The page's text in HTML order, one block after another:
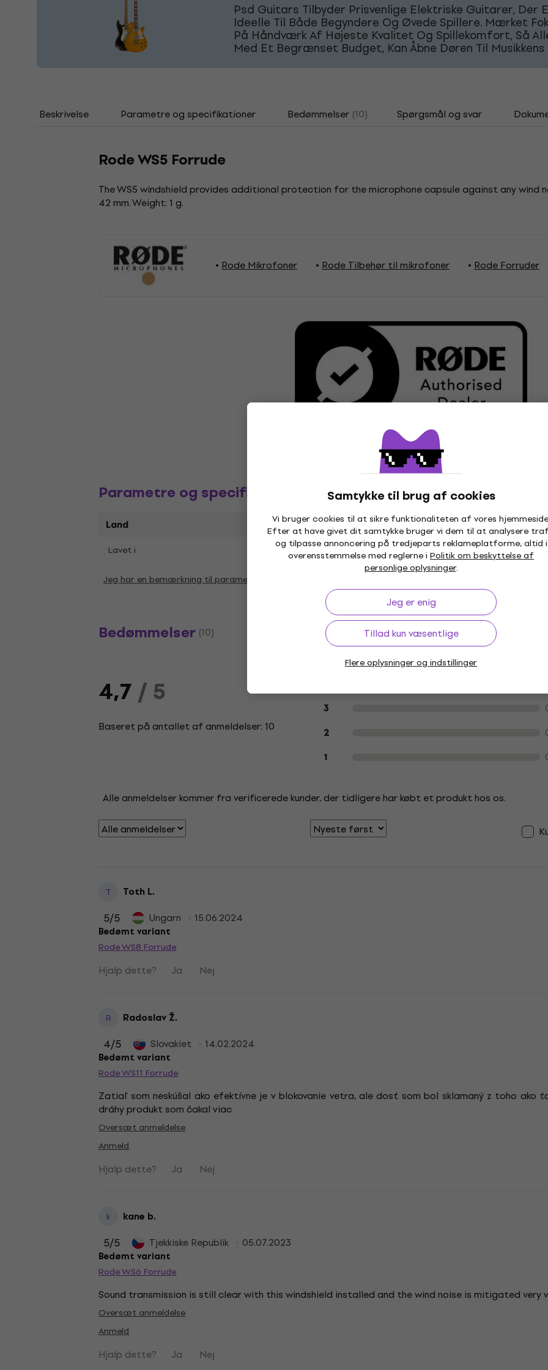
Samtykke til brug af cookies
Vi bruger cookies til at sikre funktionaliteten af vores
Efter at have givet dit samtykke bruger vi dem til at analysere
og tilpasse annoncering på tredjeparts reklameplatforme, altid i
overensstemmelse med reglerne i Politik om beskyttelse af
personlige oplysninger.
Jeg er enig
Tillad kun væsentlige
Flere oplysninger og indstillinger
Psd Guitars Tilbyder Prisvenlige Elektriske Guitarer, Der
Ideelle Til Både Begyndere Og Øvede Spillere. Mærket
På Håndværk Af Højeste Kvalitet Og Spillekomfort, Så
Med Et Begrænset Budget, Kan Åbne Døren Til Musikkens
Beskrivelse Parametre og specifikationer Bedømmelser (10) Spørgsmål og svar
Rode WS5 Forrude
The WS5 windshield provides additional protection for the microphone capsule against any wind
42 mm. Weight: 1 g.
Rode Mikrofoner Rode Tilbehør til mikrofoner Rode Forruder
Parametre og specifikationer
Land
Lavet i
Jeg har en bemærkning til parametrene
Bedømmelser (10)
4,7/ 5
Baseret på antallet af anmeldelser: 10
Kundeanmeldelser af produktet
3
2
1
Alle anmeldelser kommer fra verificerede kunder, der tidligere har købt et produkt hos os.
T Toth L.
5/5 Ungarn 15.06.2024
Bedømt variant
Rode WS8 Forrude
Hjalp dette? Ja Nej
R Radoslav Ž.
4/5 Slovakiet 14.02.2024
Bedømt variant
Rode WS11 Forrude
Zatiaľ som neskúšal ako efektívne je v blokovanie vetra, ale dosť som bol sklamaný z toho ako
dráhy produkt som čakal viac
Oversæt anmeldelse
Anmeld
Hjalp dette? Ja Nej
k kane b.
5/5 Tjekkiske Republik 05.07.2023
Bedømt variant
Rode WS6 Forrude
Sound transmission is still clear with this windshield installed and the wind noise is mitigated very
Oversæt anmeldelse
Anmeld
Hjalp dette? Ja Nej